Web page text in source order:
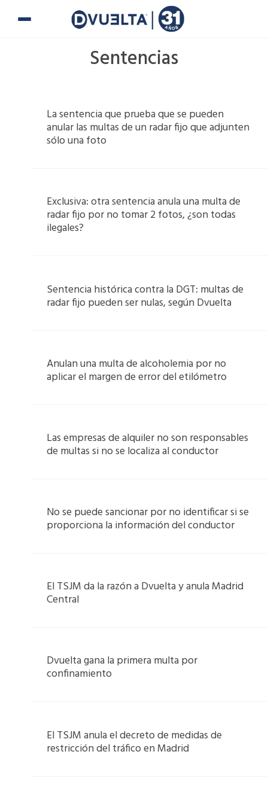
Sentencias
La sentencia que prueba que se pueden
anular las multas de un radar fijo que adjunten
sólo una foto
Exclusiva: otra sentencia anula una multa de
radar fijo por no tomar 2 fotos, ¿son todas
ilegales?
Sentencia histórica contra la DGT: multas de
radar fijo pueden ser nulas, según Dvuelta
Anulan una multa de alcoholemia por no
aplicar el margen de error del etilómetro
Las empresas de alquiler no son responsables
de multas si no se localiza al conductor
No se puede sancionar por no identificar si se
proporciona la información del conductor
El TSJM da la razón a Dvuelta y anula Madrid
Central
Dvuelta gana la primera multa por
confinamiento
El TSJM anula el decreto de medidas de
restricción del tráfico en Madrid